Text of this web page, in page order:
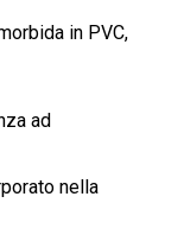
in PVC,
ad
nella